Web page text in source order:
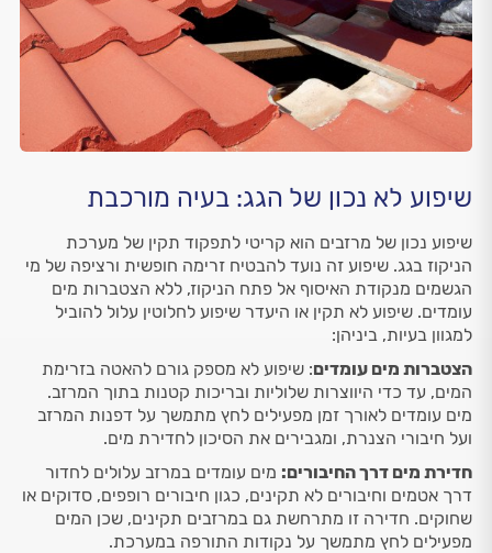
שיפוע לא נכון של הגג: בעיה מורכבת
שיפוע נכון של מרזבים הוא קריטי לתפקוד תקין של מערכת
הניקוז בגג. שיפוע זה נועד להבטיח זרימה חופשית ורציפה של מי
הגשמים מנקודת האיסוף אל פתח הניקוז, ללא הצטברות מים
עומדים. שיפוע לא תקין או היעדר שיפוע לחלוטין עלול להוביל
למגוון בעיות, ביניהן:
הצטברות מים עומדים: שיפוע לא מספק גורם להאטה בזרימת
המים, עד כדי היווצרות שלוליות ובריכות קטנות בתוך המרזב.
מים עומדים לאורך זמן מפעילים לחץ מתמשך על דפנות המרזב
ועל חיבורי הצנרת, ומגבירים את הסיכון לחדירת מים.
חדירת מים דרך החיבורים: מים עומדים במרזב עלולים לחדור
דרך אטמים וחיבורים לא תקינים, כגון חיבורים רופפים, סדוקים או
שחוקים. חדירה זו מתרחשת גם במרזבים תקינים, שכן המים
מפעילים לחץ מתמשך על נקודות התורפה במערכת.